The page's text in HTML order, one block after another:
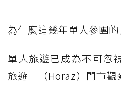
為什麼這幾年單人參團的
單人旅遊已成為不可忽
旅遊」（Horaz）門市觀